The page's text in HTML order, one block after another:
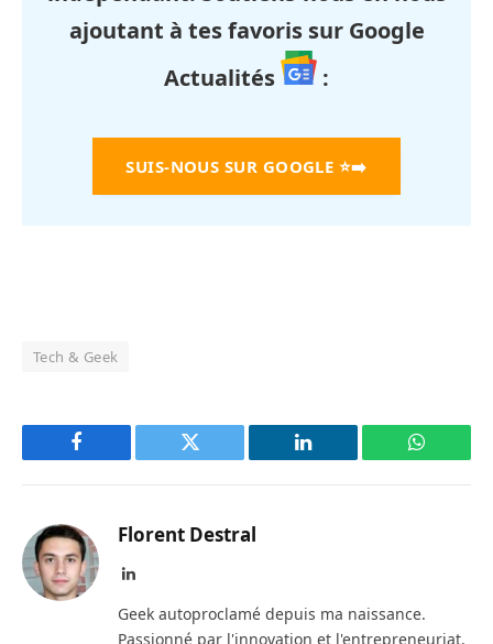
ajoutant à tes favoris sur Google
Actualités
:
SUIS-NOUS SUR GOOGLE ⭐➡️
Tech & Geek
Facebook Twitter LinkedIn
Florent Destral
LinkedIn
Geek autoproclamé depuis ma naissance.
Passionné par l'innovation et l'entrepreneuriat,